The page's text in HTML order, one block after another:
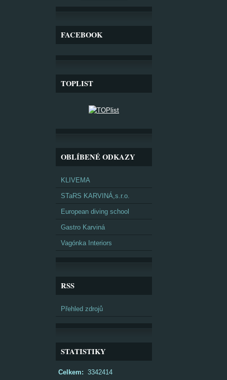
FACEBOOK
TOPLIST
OBLÍBENÉ ODKAZY
KLIVEMA
STaRS KARVINÁ,s.r.o.
European diving school
Gastro Karviná
Vagónka Interiors
RSS
Přehled zdrojů
STATISTIKY
Celkem: 3342414